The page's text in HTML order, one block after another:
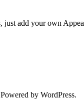
just add your own
by WordPress.